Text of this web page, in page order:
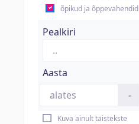
õpikud ja õppevahendid
Pealkiri
Aasta
-
Kuva ainult täistekste